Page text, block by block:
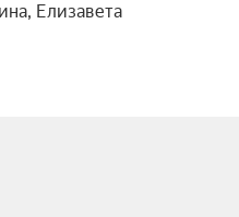
, Елизавета